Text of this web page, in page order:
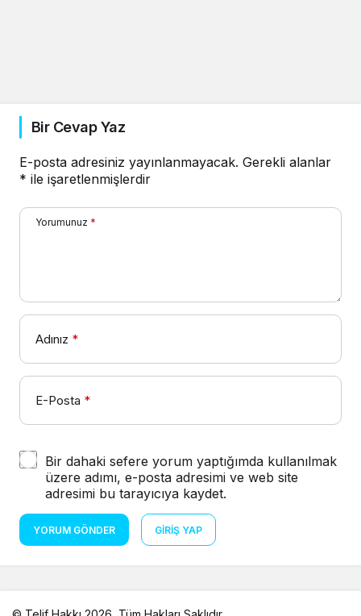
Bir Cevap Yaz
E-posta adresiniz yayınlanmayacak. Gerekli alanlar
* ile işaretlenmişlerdir
Yorumunuz *
Adınız *
E-Posta *
Bir dahaki sefere yorum yaptığımda kullanılmak
üzere adımı, e-posta adresimi ve web site
adresimi bu tarayıcıya kaydet.
YORUM GÖNDER GIRIŞ YAP